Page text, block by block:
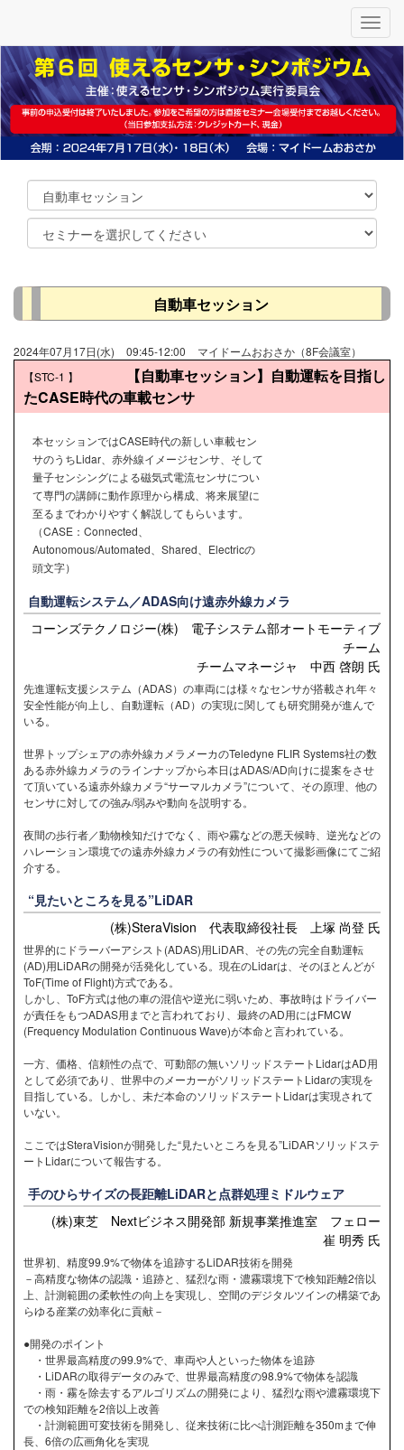
メ
ニ
ュ
ー
自動車セッション
2024年07月17日(水) 09:45-12:00
マイドームおおさか（8F会議室）
【STC-1 】
【自動車セッション】自動運転を目指し
たCASE時代の車載センサ
本セッションではCASE時代の新しい車載セン
サのうちLidar、赤外線イメージセンサ、そして
量子センシングによる磁気式電流センサについ
て専門の講師に動作原理から構成、将来展望に
至るまでわかりやすく解説してもらいます。
（CASE：Connected、
Autonomous/Automated、Shared、Electricの
頭文字）
自動運転システム／ADAS向け遠赤外線カメラ
コーンズテクノロジー(株) 電子システム部オートモーティブ
チーム
チームマネージャ 中西 啓朗 氏
先進運転支援システム（ADAS）の車両には様々なセンサが搭載され年々
安全性能が向上し、自動運転（AD）の実現に関しても研究開発が進んで
いる。
世界トップシェアの赤外線カメラメーカのTeledyne FLIR Systems社の数
ある赤外線カメラのラインナップから本日はADAS/AD向けに提案をさせ
て頂いている遠赤外線カメラ“サーマルカメラ”について、その原理、他の
センサに対しての強み/弱みや動向を説明する。
夜間の歩行者／動物検知だけでなく、雨や霧などの悪天候時、逆光などの
ハレーション環境での遠赤外線カメラの有効性について撮影画像にてご紹
介する。
“見たいところを見る”LiDAR
(株)SteraVision 代表取締役社長 上塚 尚登 氏
世界的にドラーバーアシスト(ADAS)用LiDAR、その先の完全自動運転
(AD)用LiDARの開発が活発化している。現在のLidarは、そのほとんどが
ToF(Time of Flight)方式である。
しかし、ToF方式は他の車の混信や逆光に弱いため、事故時はドライバー
が責任をもつADAS用までと言われており、最終のAD用にはFMCW
(Frequency Modulation Continuous Wave)が本命と言われている。
一方、価格、信頼性の点で、可動部の無いソリッドステートLidarはAD用
として必須であり、世界中のメーカーがソリッドステートLidarの実現を
目指している。しかし、未だ本命のソリッドステートLidarは実現されて
いない。
ここではSteraVisionが開発した“見たいところを見る”LiDARソリッドステ
ートLidarについて報告する。
手のひらサイズの長距離LiDARと点群処理ミドルウェア
(株)東芝 Nextビジネス開発部 新規事業推進室 フェロー
崔 明秀 氏
世界初、精度99.9%で物体を追跡するLiDAR技術を開発
－高精度な物体の認識・追跡と、猛烈な雨・濃霧環境下で検知距離2倍以
上、計測範囲の柔軟性の向上を実現し、空間のデジタルツインの構築であ
らゆる産業の効率化に貢献－
●開発のポイント
・世界最高精度の99.9%で、車両や人といった物体を追跡
・LiDARの取得データのみで、世界最高精度の98.9%で物体を認識
・雨・霧を除去するアルゴリズムの開発により、猛烈な雨や濃霧環境下
での検知距離を2倍以上改善
・計測範囲可変技術を開発し、従来技術に比べ計測距離を350mまで伸
長、6倍の広画角化を実現